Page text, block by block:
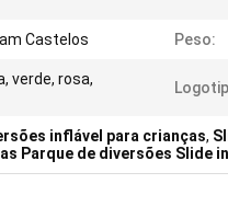
Castelos Peso:
verde, rosa,
inflável para crianças,
Parque de diversões Slide